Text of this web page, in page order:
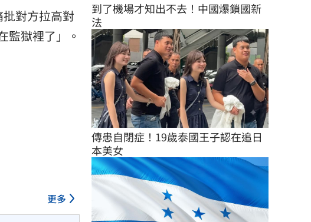
對方拉高對
監獄裡了」。
更多
到了機場才知出不去！中國爆鎖國新
法
傳患自閉症！19歲泰國王子認在追日
本美女